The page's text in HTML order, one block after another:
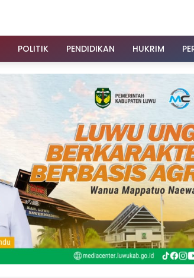
POLITIK PENDIDIKAN HUKRIM